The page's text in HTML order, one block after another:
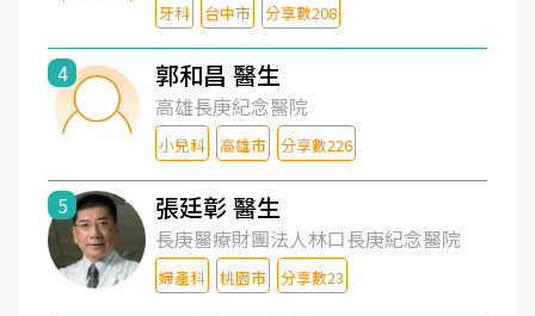
牙科 台中市 分享數208
4 郭和昌 醫生
高雄長庚紀念醫院
小兒科 高雄市 分享數226
5 張廷彰 醫生
長庚醫療財團法人林口長庚紀念醫院
婦產科 桃園市 分享數23